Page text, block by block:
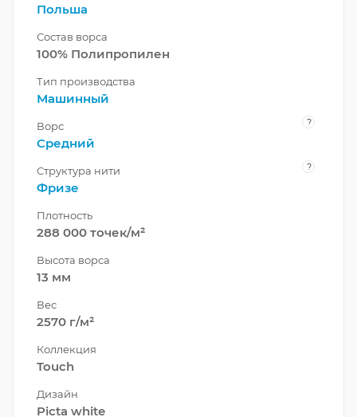
Польша
Состав ворса
100% Полипропилен
Тип производства
Машинный
Ворс ?
Средний
Структура нити ?
Фризе
Плотность
288 000 точек/м²
Высота ворса
13 мм
Вес
2570 г/м²
Коллекция
Touch
Дизайн
Picta white